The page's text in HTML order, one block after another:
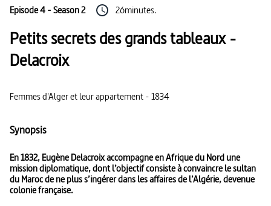
Episode 4 - Season 2 26minutes.
Petits secrets des grands tableaux -
Delacroix
Femmes d'Alger et leur appartement - 1834
Synopsis
En 1832, Eugène Delacroix accompagne en Afrique du Nord une
mission diplomatique, dont l’objectif consiste à convaincre le sultan
du Maroc de ne plus s’ingérer dans les affaires de l’Algérie, devenue
colonie française.